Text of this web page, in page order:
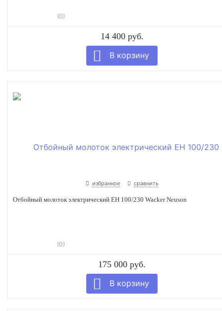
(0)
14 400 руб.
избранное сравнить
Отбойный молоток электрический EH 100/230 Wacker Neuson
(0)
175 000 руб.